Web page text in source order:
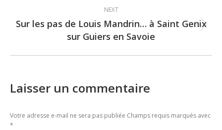
NEXT
Next
post:
Sur les pas de Louis Mandrin… à Saint Genix
sur Guiers en Savoie
Laisser un commentaire
Votre adresse e-mail ne sera pas publiée Champs requis marqués avec
*